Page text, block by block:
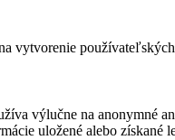
vytvorenie
výlučne na anonymné
uložené alebo